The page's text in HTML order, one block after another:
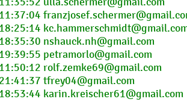
nshauck.nh@gmail.com
petramorlo@gmail.com
rolf.zemke69@gmail.com
tfrey04@gmail.com
karin.kreischer61@gmail.com